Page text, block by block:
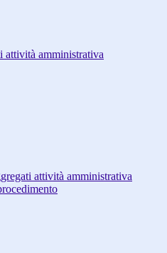
attività amministrativa
attività amministrativa